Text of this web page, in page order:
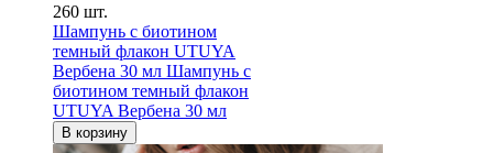
260 шт.
Шампунь с биотином
темный флакон UTUYA
Вербена 30 мл Шампунь с
биотином темный флакон
UTUYA Вербена 30 мл
В корзину